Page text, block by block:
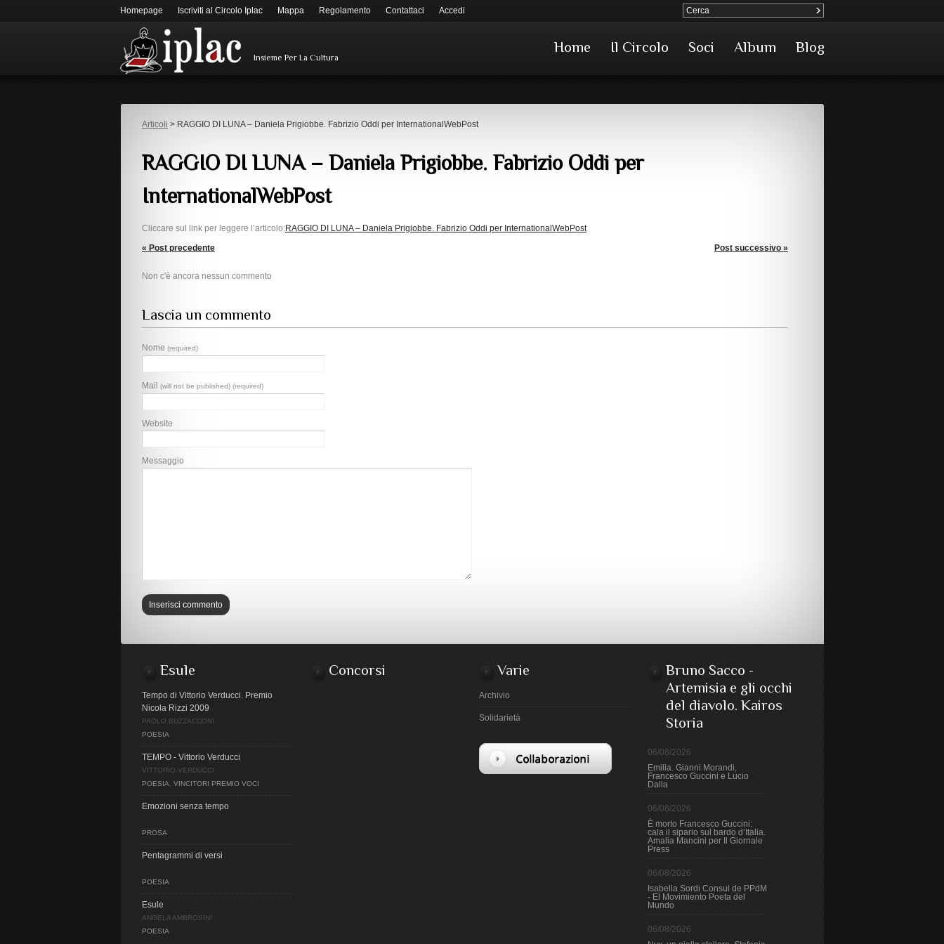
Homepage Iscriviti al Circolo Iplac Mappa Regolamento Contattaci Accedi
Insieme Per La Cultura
Home Il Circolo Soci Album Blog
Articoli > RAGGIO DI LUNA – Daniela Prigiobbe. Fabrizio Oddi per InternationalWebPost
RAGGIO DI LUNA – Daniela Prigiobbe. Fabrizio Oddi per
InternationalWebPost
Cliccare sul link per leggere l’articolo:RAGGIO DI LUNA – Daniela Prigiobbe. Fabrizio Oddi per InternationalWebPost
« Post precedente
Post successivo »
Non c'è ancora nessun commento
Lascia un commento
Nome (required)
Mail (will not be published) (required)
Website
Messaggio
Esule
Tempo di Vittorio Verducci. Premio
Nicola Rizzi 2009
PAOLO BUZZACCONI
POESIA
TEMPO - Vittorio Verducci
VITTORIO VERDUCCI
POESIA
VINCITORI PREMIO VOCI
Emozioni senza tempo
PROSA
Pentagrammi di versi
POESIA
Esule
ANGELA AMBROSINI
POESIA
Concorsi Varie
Archivio
Solidarietà
Bruno Sacco -
Artemisia e gli occhi
del diavolo. Kairos
Storia
06/08/2026
Emilia. Gianni Morandi,
Francesco Guccini e Lucio
Dalla
06/08/2026
È morto Francesco Guccini:
cala il sipario sul bardo d’Italia.
Amalia Mancini per Il Giornale
Press
06/08/2026
Isabella Sordi Consul de PPdM
- El Movimiento Poeta del
Mundo
06/08/2026